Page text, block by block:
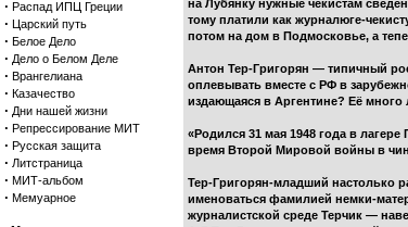
· Распад ИПЦ Греции
· Царский путь
· Белое Дело
· Дело о Белом Деле
· Врангелиана
· Казачество
· Дни нашей жизни
· Репрессирование МИТ
· Русская защита
· Литстраница
· МИТ-альбом
· Мемуарное
на Лубянку нужные чекистам
тому платили как журналюге-
потом на дом в Подмосковье, а
Антон Тер-Григорян — типичный
оплевывать вместе с РФ в
издающаяся в Аргентине? Её много
«Родился 31 мая 1948 года в
время Второй Мировой войны в
Тер-Григорян-младший настолько
именоваться фамилией немки-
журналистской среде Терчик —